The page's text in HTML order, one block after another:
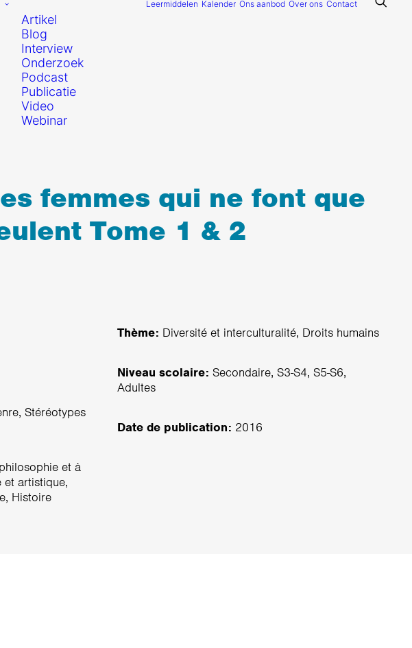
Artikel
Blog
Interview
Onderzoek
Podcast
Publicatie
Video
Webinar
Leermiddelen Kalender Ons aanbod Over ons Contact
femmes qui ne font que
Tome 1 & 2
Stéréotypes
et à
et artistique,
Histoire
Thème: Diversité et interculturalité, Droits humains
Niveau scolaire: Secondaire, S3-S4, S5-S6,
Adultes
Date de publication: 2016